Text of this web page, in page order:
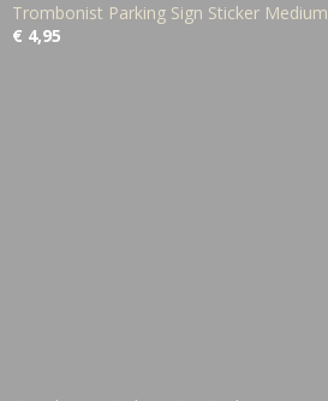
Trombonist Parking Sign Sticker Medium
€ 4,95